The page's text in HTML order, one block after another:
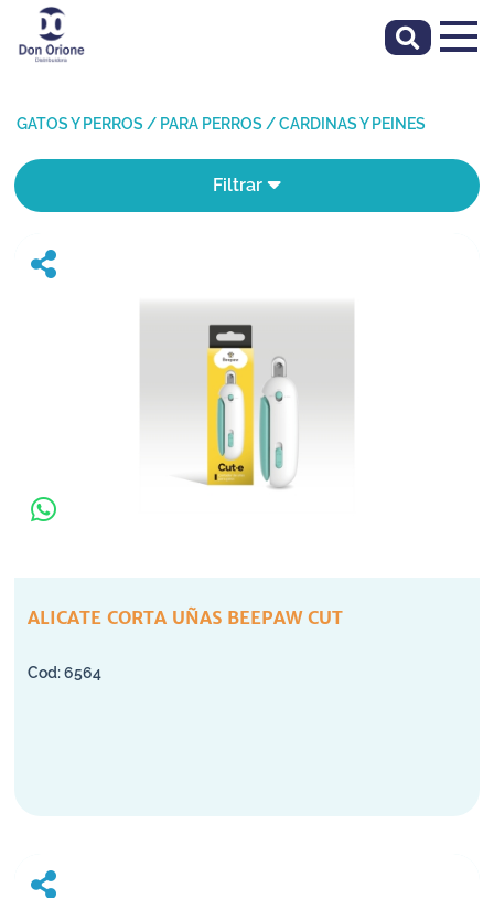
GATOS Y PERROS / PARA PERROS /CARDINAS Y PEINES
Filtrar
ALICATE CORTA UÑAS BEEPAW CUT
6564